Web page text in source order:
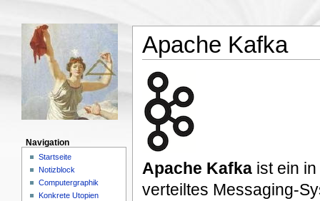
Apache Kafka
Apache Kafkaist ein in
verteiltes Messaging-
Navigation
Startseite
Notizblock
Computergraphik
Konkrete Utopien